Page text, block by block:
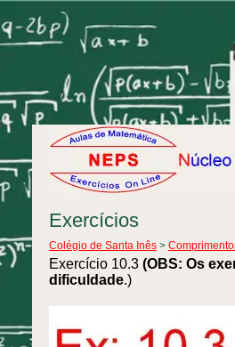
Exercícios
Colégio de Santa Inês >
Exercício 10.3 (OBS: Os
dificuldade.)